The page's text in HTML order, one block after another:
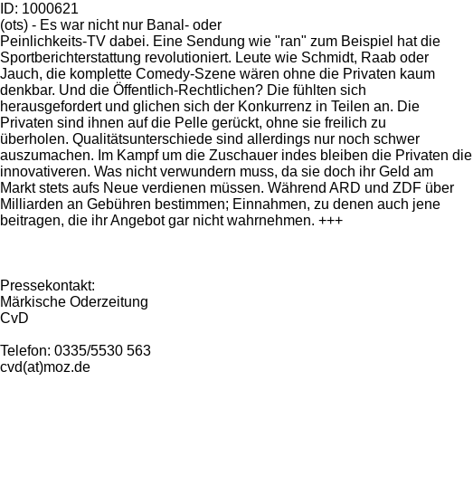
ID: 1000621
(ots) - Es war nicht nur Banal- oder
Peinlichkeits-TV dabei. Eine Sendung wie "ran" zum Beispiel hat die
Sportberichterstattung revolutioniert. Leute wie Schmidt, Raab oder
Jauch, die komplette Comedy-Szene wären ohne die Privaten kaum
denkbar. Und die Öffentlich-Rechtlichen? Die fühlten sich
herausgefordert und glichen sich der Konkurrenz in Teilen an. Die
Privaten sind ihnen auf die Pelle gerückt, ohne sie freilich zu
überholen. Qualitätsunterschiede sind allerdings nur noch schwer
auszumachen. Im Kampf um die Zuschauer indes bleiben die Privaten die
innovativeren. Was nicht verwundern muss, da sie doch ihr Geld am
Markt stets aufs Neue verdienen müssen. Während ARD und ZDF über
Milliarden an Gebühren bestimmen; Einnahmen, zu denen auch jene
beitragen, die ihr Angebot gar nicht wahrnehmen. +++
Pressekontakt:
Märkische Oderzeitung
CvD
Telefon: 0335/5530 563
cvd(at)moz.de